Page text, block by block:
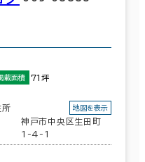
載面積 71坪
所
神戸市中央区生田町
1-4-1
地図を表示